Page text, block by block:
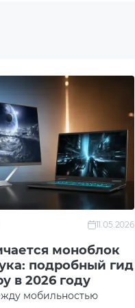
(RJ-45)
3.2 Gen 1 Type-A
Combo Audio Jack
5.4
11.05.2026
моноблок
подробный гид
в 2026 году
мобильностью